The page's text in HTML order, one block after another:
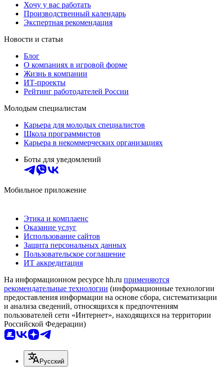
Хочу у вас работать
Производственный календарь
Экспертная рекомендация
Новости и статьи
Блог
О компаниях в игровой форме
Жизнь в компании
ИТ-проекты
Рейтинг работодателей России
Молодым специалистам
Карьера для молодых специалистов
Школа программистов
Карьера в некоммерческих организациях
Боты для уведомлений
Мобильное приложение
Этика и комплаенс
Оказание услуг
Использование сайтов
Защита персональных данных
Пользовательское соглашение
ИТ аккредитация
На информационном ресурсе hh.ru применяются
рекомендательные технологии (информационные технологии
предоставления информации на основе сбора, систематизации
и анализа сведений, относящихся к предпочтениям
пользователей сети «Интернет», находящихся на территории
Российской Федерации)
Русский